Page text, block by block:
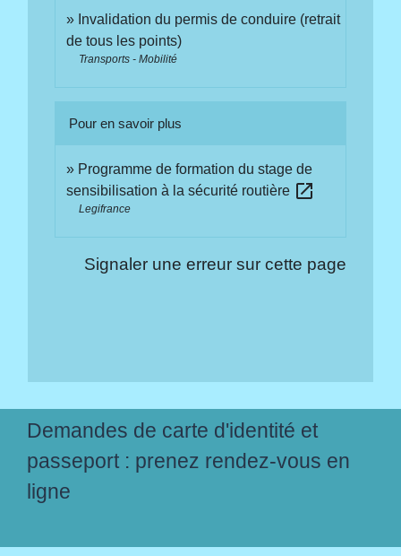
Invalidation du permis de conduire (retrait
de tous les points)
Transports - Mobilité
Pour en savoir plus
Programme de formation du stage de
sensibilisation à la sécurité routière open_in_new
Legifrance
Signaler une erreur sur cette page
Demandes de carte d'identité et
passeport : prenez rendez-vous en
ligne